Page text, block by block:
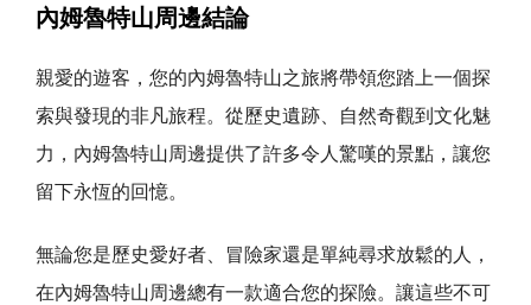
內姆魯特山周邊結論
親愛的遊客，您的內姆魯特山之旅將帶領您踏上一個探
索與發現的非凡旅程。從歷史遺跡、自然奇觀到文化魅
力，內姆魯特山周邊提供了許多令人驚嘆的景點，讓您
留下永恆的回憶。
無論您是歷史愛好者、冒險家還是單純尋求放鬆的人，
在內姆魯特山周邊總有一款適合您的探險。讓這些不可